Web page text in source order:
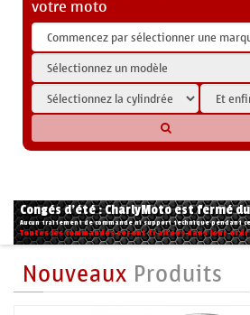
votre moto
Congés d'été : CharlyMoto est fermé
Aucun traitement de commande ni support technique pendant
Toutes les commandes seront traitées dans leur
Nouveaux Produits